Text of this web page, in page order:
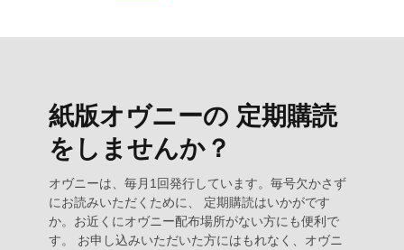
紙版オヴニーの 定期購読
をしませんか？
オヴニーは、毎月1回発行しています。毎号欠かさず
にお読みいただくために、 定期購読はいかがです
か。お近くにオヴニー配布場所がない方にも便利で
す。 お申し込みいただいた方にはもれなく、オヴニ